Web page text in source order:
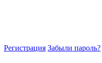
Регистрация Забыли пароль?